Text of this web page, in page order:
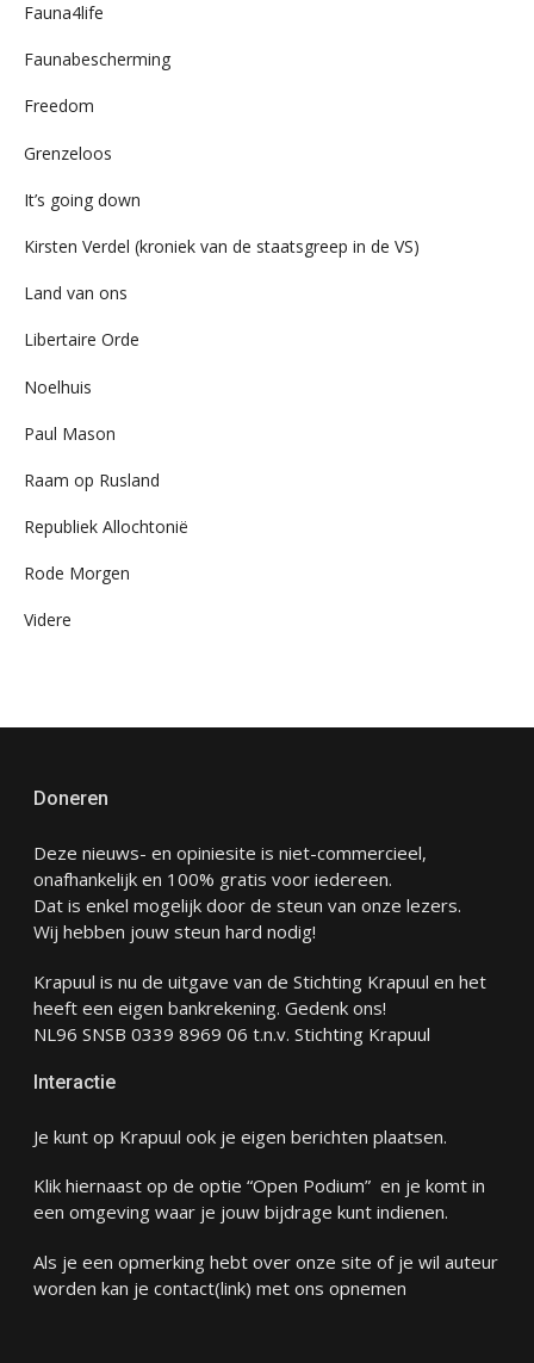
Fauna4life
Faunabescherming
Freedom
Grenzeloos
It’s going down
Kirsten Verdel (kroniek van de staatsgreep in de VS)
Land van ons
Libertaire Orde
Noelhuis
Paul Mason
Raam op Rusland
Republiek Allochtonië
Rode Morgen
Videre
Doneren
Deze nieuws- en opiniesite is niet-commercieel,
onafhankelijk en 100% gratis voor iedereen.
Dat is enkel mogelijk door de steun van onze lezers.
Wij hebben jouw steun hard nodig!
Krapuul is nu de uitgave van de Stichting Krapuul en het
heeft een eigen bankrekening. Gedenk ons!
NL96 SNSB 0339 8969 06 t.n.v. Stichting Krapuul
Interactie
Je kunt op Krapuul ook je eigen berichten plaatsen.
Klik hiernaast op de optie “Open Podium” en je komt in
een omgeving waar je jouw bijdrage kunt indienen.
Als je een opmerking hebt over onze site of je wil auteur
worden kan je contact(link) met ons opnemen